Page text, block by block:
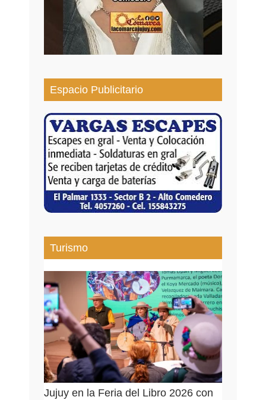
Espacio Publicitario
Turismo
Jujuy en la Feria del Libro 2026 con